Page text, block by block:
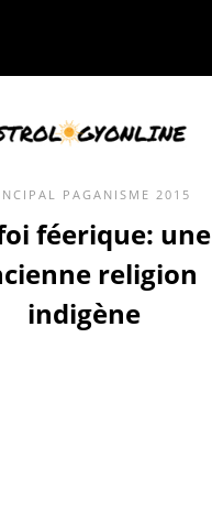
PAGANISME 2015
féerique: une
religion
indigène